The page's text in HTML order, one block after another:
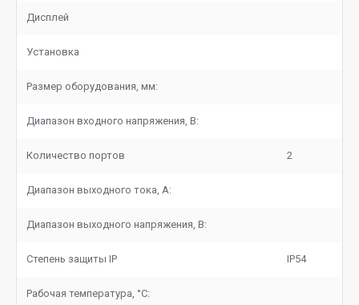
Дисплей
Установка
Размер оборудования, мм:
Диапазон входного напряжения, В:
Количество портов 2
Диапазон выходного тока, А:
Диапазон выходного напряжения, В:
Степень защиты IP IP54
Рабочая температура, °С: